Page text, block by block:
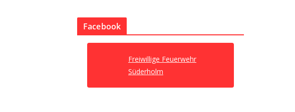
Facebook
Freiwillige Feuerwehr
Süderholm